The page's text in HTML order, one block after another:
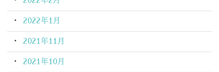
2022年1月
2021年11月
2021年10月